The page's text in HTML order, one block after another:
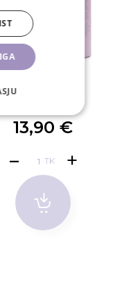
Ripsmepesuvaht
13,90 €
TK